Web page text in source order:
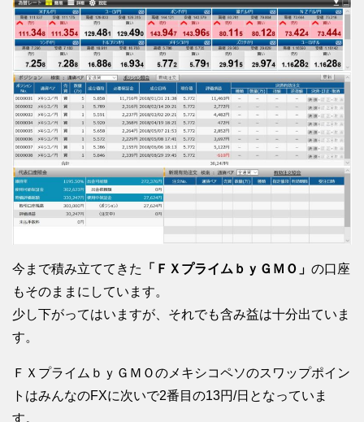
今まで積み立ててきた 「ＦＸプライムｂｙＧＭＯ」 の口座
もそのままにしています。
少し下がってはいますが、それでも含み益は十分出ていま
す。
ＦＸプライムｂｙＧＭＯのメキシコペソのスワップポイン
トはみんなのFXに次いで2番目の13円/日となっていま
す。